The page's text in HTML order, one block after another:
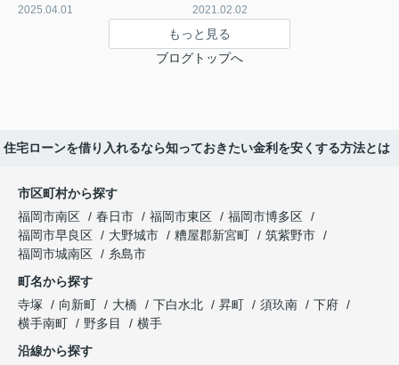
2025.04.01 2021.02.02
もっと見る
ブログトップへ
住宅ローンを借り入れるなら知っておきたい金利を安くする方法とは
市区町村から探す
福岡市南区
春日市 福岡市東区
福岡市博多区
福岡市早良区
大野城市 糟屋郡新宮町
筑紫野市
福岡市城南区
糸島市
町名から探す
寺塚
向新町 大橋 下白水北 昇町 須玖南
下府
横手南町
野多目
横手
沿線から探す